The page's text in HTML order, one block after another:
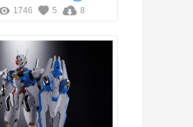
1746 5 8